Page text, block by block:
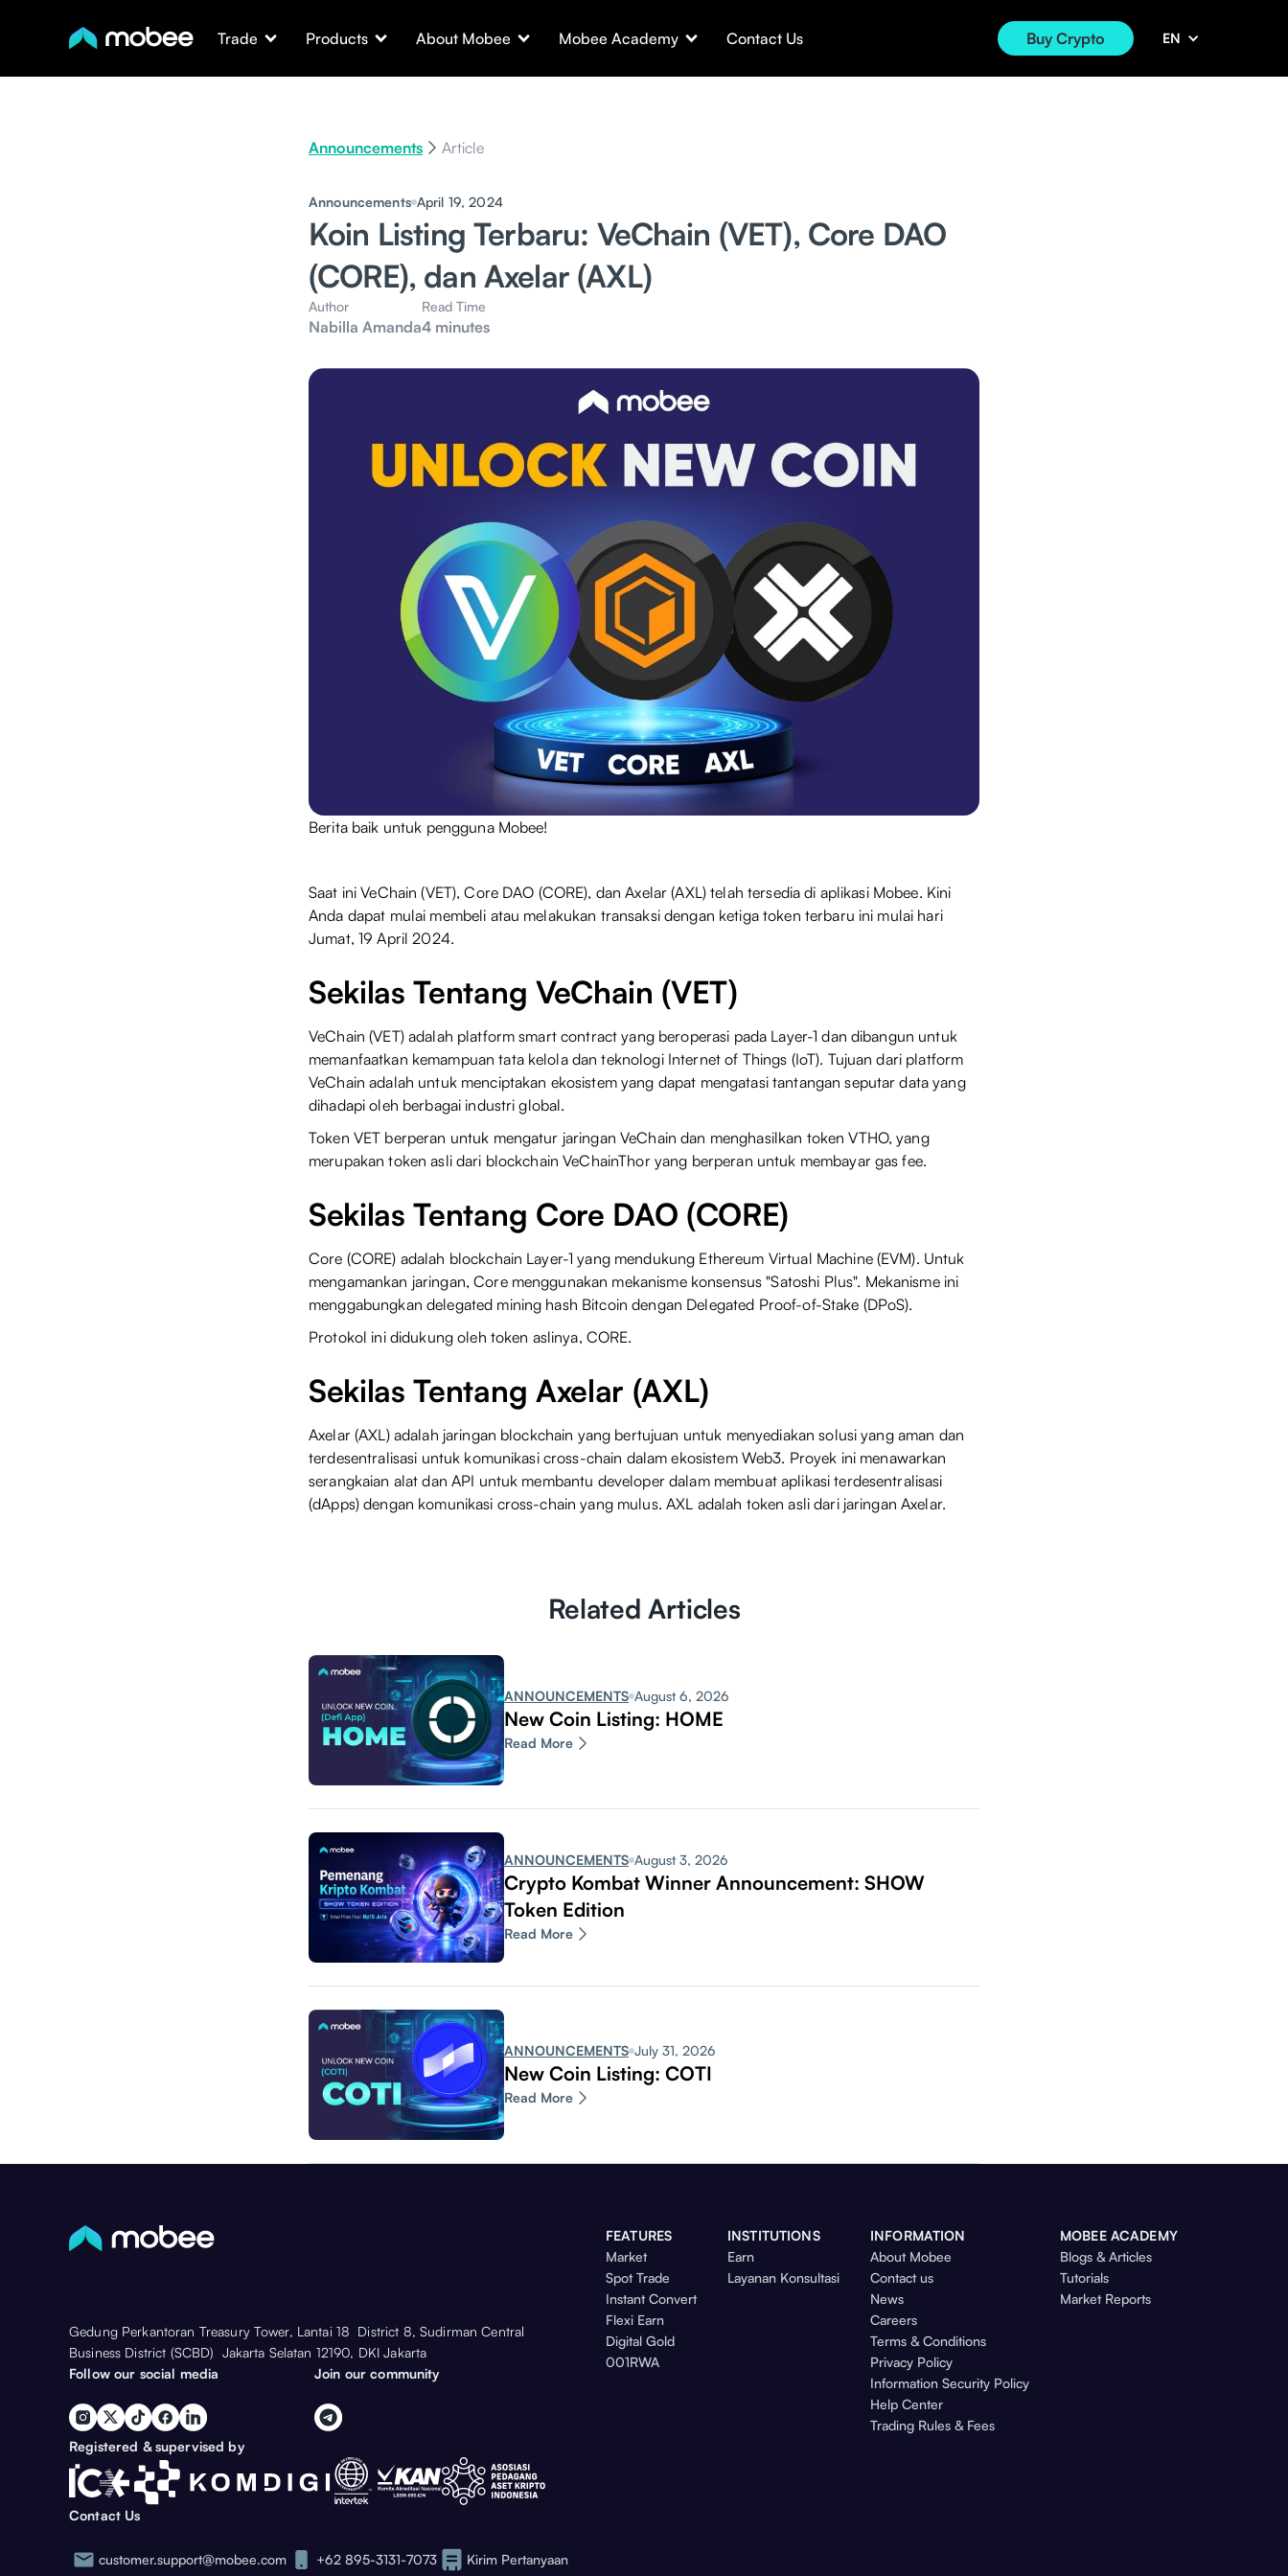
Trade Products About Mobee Mobee Academy Contact Us Buy Crypto EN
Announcements Article
Announcements April 19, 2024
Koin Listing Terbaru: VeChain (VET), Core DAO
(CORE), dan Axelar (AXL)
Author
Nabilla Amanda
Read Time
4 minutes
Berita baik untuk pengguna Mobee!
Saat ini VeChain (VET), Core DAO (CORE), dan Axelar (AXL) telah tersedia di aplikasi Mobee. Kini
Anda dapat mulai membeli atau melakukan transaksi dengan ketiga token terbaru ini mulai hari
Jumat, 19 April 2024.
Sekilas Tentang VeChain (VET)
VeChain (VET) adalah platform smart contract yang beroperasi pada Layer-1 dan dibangun untuk
memanfaatkan kemampuan tata kelola dan teknologi Internet of Things (IoT). Tujuan dari platform
VeChain adalah untuk menciptakan ekosistem yang dapat mengatasi tantangan seputar data yang
dihadapi oleh berbagai industri global.
Token VET berperan untuk mengatur jaringan VeChain dan menghasilkan token VTHO, yang
merupakan token asli dari blockchain VeChainThor yang berperan untuk membayar gas fee.
Sekilas Tentang Core DAO (CORE)
Core (CORE) adalah blockchain Layer-1 yang mendukung Ethereum Virtual Machine (EVM). Untuk
mengamankan jaringan, Core menggunakan mekanisme konsensus "Satoshi Plus". Mekanisme ini
menggabungkan delegated mining hash Bitcoin dengan Delegated Proof-of-Stake (DPoS).
Protokol ini didukung oleh token aslinya, CORE.
Sekilas Tentang Axelar (AXL)
Axelar (AXL) adalah jaringan blockchain yang bertujuan untuk menyediakan solusi yang aman dan
terdesentralisasi untuk komunikasi cross-chain dalam ekosistem Web3. Proyek ini menawarkan
serangkaian alat dan API untuk membantu developer dalam membuat aplikasi terdesentralisasi
(dApps) dengan komunikasi cross-chain yang mulus. AXL adalah token asli dari jaringan Axelar.
Related Articles
ANNOUNCEMENTS August 6, 2026
New Coin Listing: HOME
Read More
ANNOUNCEMENTS August 3, 2026
Crypto Kombat Winner Announcement: SHOW
Token Edition
Read More
ANNOUNCEMENTS July 31, 2026
New Coin Listing: COTI
Read More
Gedung Perkantoran Treasury Tower, Lantai 18 District 8, Sudirman Central
Business District (SCBD) Jakarta Selatan 12190, DKI Jakarta
Follow our social media
Join our community
FEATURES
Market
Spot Trade
Instant Convert
Flexi Earn
Digital Gold
001RWA
INSTITUTIONS
Earn
Layanan Konsultasi
INFORMATION
About Mobee
Contact us
News
Careers
Terms & Conditions
Privacy Policy
Information Security Policy
Help Center
Trading Rules & Fees
MOBEE ACADEMY
Blogs & Articles
Tutorials
Market Reports
Registered & supervised by
Contact Us
customer.support@mobee.com +62 895-3131-7073
Kirim Pertanyaan